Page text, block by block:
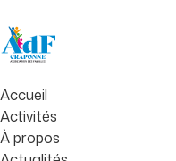
Accueil
Activités
À propos